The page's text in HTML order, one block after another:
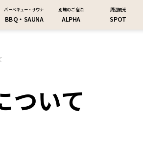
バーベキュー・サウナ
BBQ・SAUNA
別館のご宿泊
ALPHA
周辺観光
SPOT
ついて